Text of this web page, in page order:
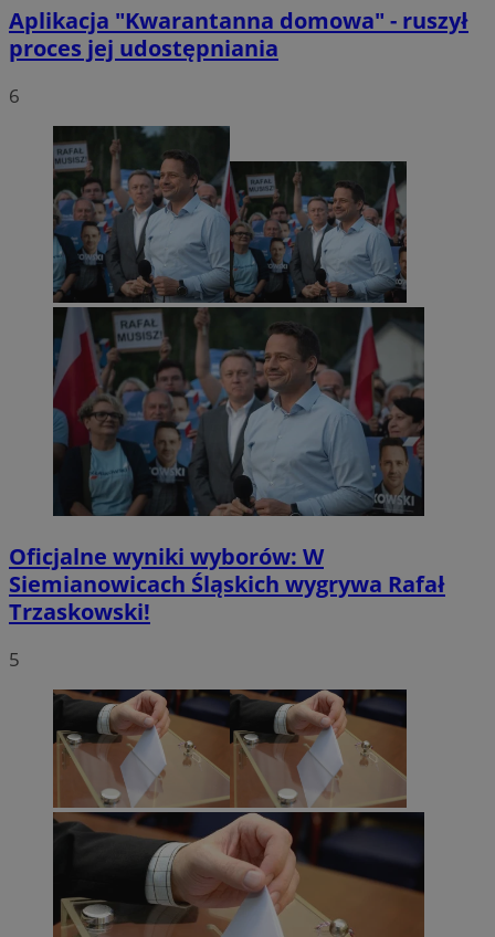
Aplikacja "Kwarantanna domowa" - ruszył
proces jej udostępniania
6
Oficjalne wyniki wyborów: W
Siemianowicach Śląskich wygrywa Rafał
Trzaskowski!
5